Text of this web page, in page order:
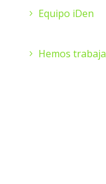
Equipo iDen
Hemos